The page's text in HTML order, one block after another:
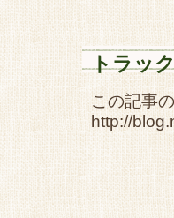
トラッ
この記事
http://